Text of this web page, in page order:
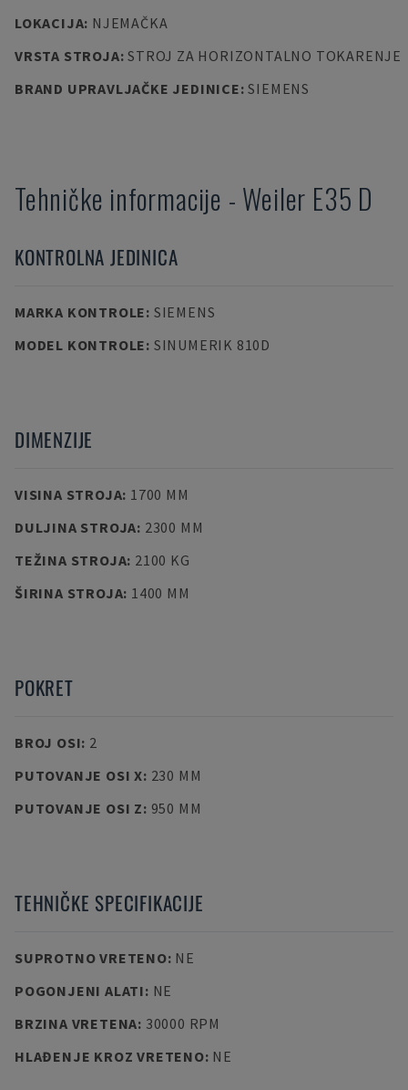
LOKACIJA: NJEMAČKA
VRSTA STROJA:STROJ ZA HORIZONTALNO TOKARENJE
BRAND UPRAVLJAČKE JEDINICE:SIEMENS
Tehničke informacije - Weiler E35 D
KONTROLNA JEDINICA
MARKA KONTROLE: SIEMENS
MODEL KONTROLE: SINUMERIK 810D
DIMENZIJE
VISINA STROJA: 1700 MM
DULJINA STROJA: 2300 MM
TEŽINA STROJA: 2100 KG
ŠIRINA STROJA: 1400 MM
POKRET
BROJ OSI: 2
PUTOVANJE OSI X: 230 MM
PUTOVANJE OSI Z: 950 MM
TEHNIČKE SPECIFIKACIJE
SUPROTNO VRETENO: NE
POGONJENI ALATI: NE
BRZINA VRETENA: 30000 RPM
HLAĐENJE KROZ VRETENO: NE